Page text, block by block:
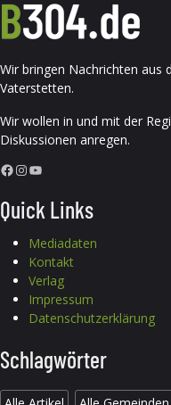
Wir bringen Nachrichten aus
Vaterstetten.
Wir wollen in und mit der
Diskussionen anregen.
Facebook InstagramYouTube
Quick Links
Mediadaten
Kontakt
Verlag
Impressum
Datenschutzerklärung
Schlagwörter